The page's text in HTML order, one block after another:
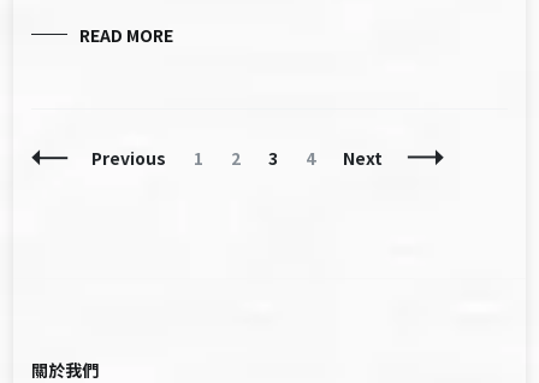
READ MORE
Posts
Previous Page
1 Page
2 Page
3 Page
4 Next
關於我們